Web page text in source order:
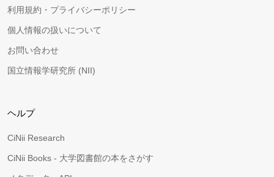
利用規約・プライバシーポリシー
個人情報の扱いについて
お問い合わせ
国立情報学研究所 (NII)
ヘルプ
CiNii Research
CiNii Books - 大学図書館の本をさがす